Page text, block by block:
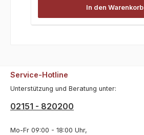
In den Warenkorb
Service-Hotline
Unterstützung und Beratung unter:
02151 - 820200
Mo-Fr 09:00 - 18:00 Uhr,